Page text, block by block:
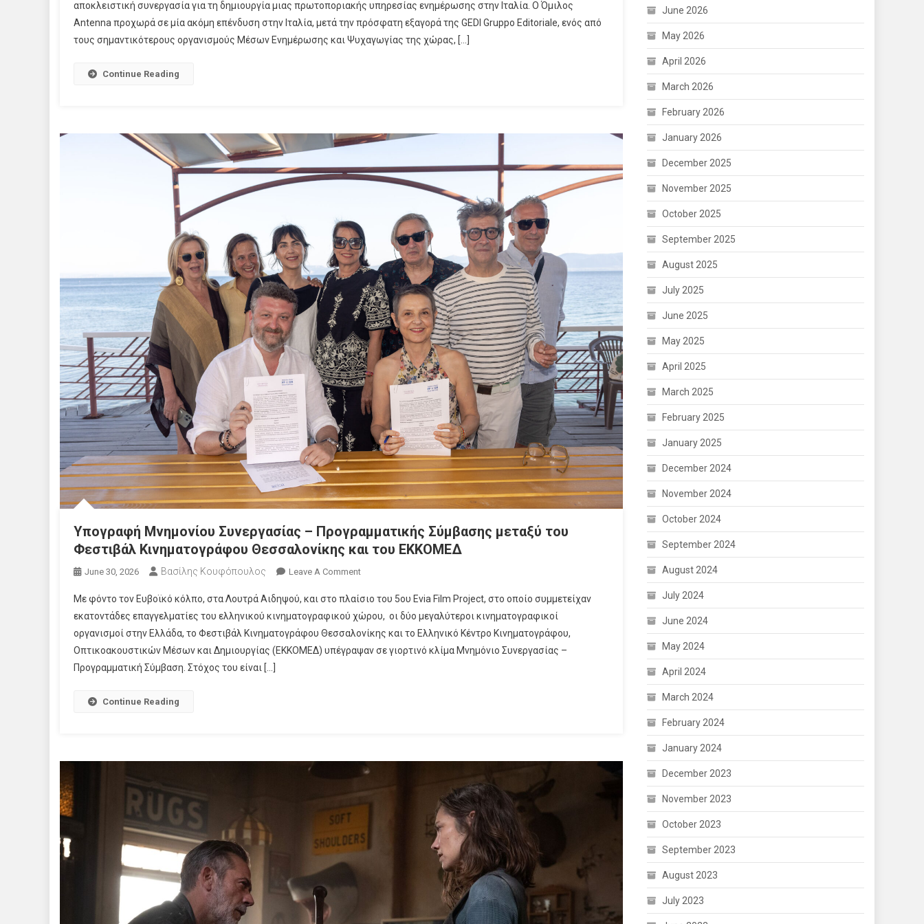
Του
Ομίλου
Antenna
Σε
Με
Τη
αποκλειστική συνεργασία για τη δημιουργία μιας πρωτοποριακής υπηρεσίας ενημέρωσης στην Ιταλία. Ο Όμιλος
Antenna προχωρά σε μία ακόμη επένδυση στην Ιταλία, μετά την πρόσφατη εξαγορά της GEDI Gruppo Editoriale, ενός από
τους σημαντικότερους οργανισμούς Μέσων Ενημέρωσης και Ψυχαγωγίας της χώρας, […]
Continue Reading
Υπογραφή Μνημονίου Συνεργασίας – Προγραμματικής Σύμβασης μεταξύ του
Φεστιβάλ Κινηματογράφου Θεσσαλονίκης και του ΕΚΚΟΜΕΔ
June 30, 2026 Βασίλης Κουφόπουλος Leave A CommentOn
Μνημονίου
Συνεργασίας
–
Προγραμματικής
Και
Του
ΕΚΚΟΜΕΔ
Με φόντο τον Ευβοϊκό κόλπο, στα Λουτρά Αιδηψού, και στο πλαίσιο του 5ου Evia Film Project, στο οποίο συμμετείχαν
εκατοντάδες επαγγελματίες του ελληνικού κινηματογραφικού χώρου, οι δύο μεγαλύτεροι κινηματογραφικοί
οργανισμοί στην Ελλάδα, το Φεστιβάλ Κινηματογράφου Θεσσαλονίκης και το Ελληνικό Κέντρο Κινηματογράφου,
Οπτικοακουστικών Μέσων και Δημιουργίας (ΕΚΚΟΜΕΔ) υπέγραψαν σε γιορτινό κλίμα Μνημόνιο Συνεργασίας –
Προγραμματική Σύμβαση. Στόχος του είναι […]
Continue Reading
June 2026
May 2026
April 2026
March 2026
February 2026
January 2026
December 2025
November 2025
October 2025
September 2025
August 2025
July 2025
June 2025
May 2025
April 2025
March 2025
February 2025
January 2025
December 2024
November 2024
October 2024
September 2024
August 2024
July 2024
June 2024
May 2024
April 2024
March 2024
February 2024
January 2024
December 2023
November 2023
October 2023
September 2023
August 2023
July 2023